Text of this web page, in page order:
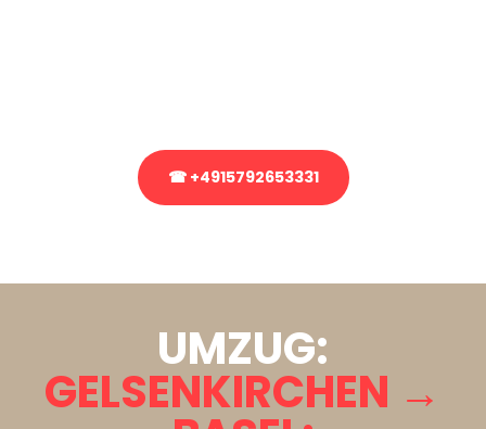
☎ +4915792653331
UMZUG:
GELSENKIRCHEN →